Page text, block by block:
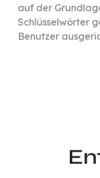
auf der
Schlüsselwörter
Benutzer